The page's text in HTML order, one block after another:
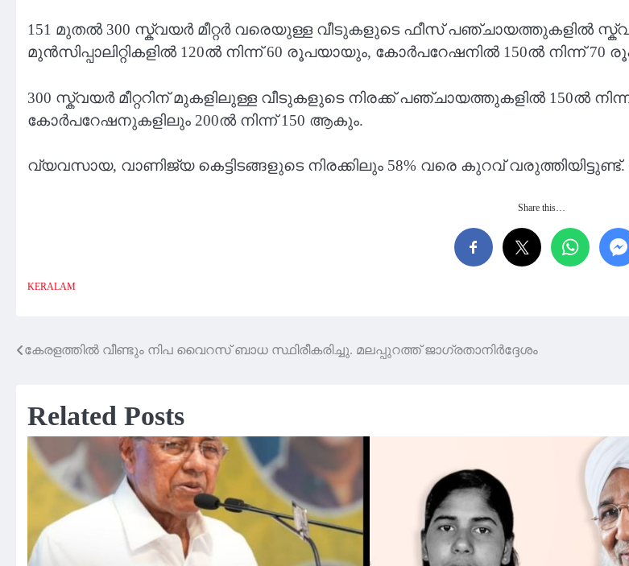
151 മുതൽ 300 സ്ക്വയർ മീറ്റർ വരെയുള്ള വീടുകളുടെ ഫീസ് പഞ്ചായത്തുകളിൽ
മുൻസിപ്പാലിറ്റികളിൽ 120ൽ നിന്ന് 60 രൂപയായും, കോർപറേഷനിൽ 150ൽ നിന്ന്
300 സ്ക്വയർ മീറ്ററിന് മുകളിലുള്ള വീടുകളുടെ നിരക്ക് പഞ്ചായത്തുകളിൽ 150ൽ
കോർപറേഷനുകളിലും 200ൽ നിന്ന് 150 ആകും.
വ്യവസായ, വാണിജ്യ കെട്ടിടങ്ങളുടെ നിരക്കിലും 58% വരെ കുറവ്
Share this…
KERALAM
Post
കേരളത്തിൽ വീണ്ടും നിപ വൈറസ് ബാധ സ്ഥിരീകരിച്ചു. മലപ്പുറത്ത് ജാഗ്രതാനിർദ്ദേശം
Related Posts